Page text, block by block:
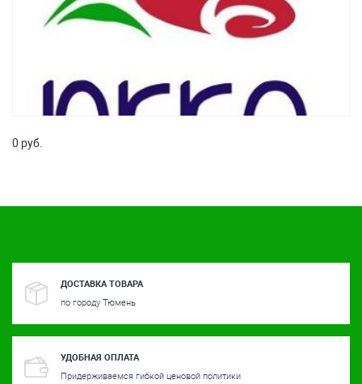
0 руб.
ДОСТАВКА ТОВАРА
по городу Тюмень
УДОБНАЯ ОПЛАТА
Придерживаемся гибкой ценовой политики